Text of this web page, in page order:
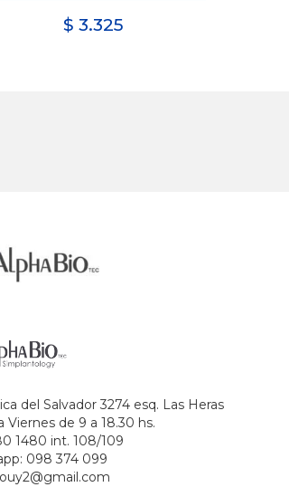
$3.325
del Salvador 3274 esq. Las Heras
Viernes de 9 a 18.30 hs.
1480 int. 108/109
098 374 099